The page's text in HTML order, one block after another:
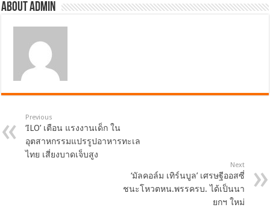
About admin
Previous
‘ILO’ เตือน แรงงานเด็ก ใน
อุตสาหกรรมแปรรูปอาหารทะเล
ไทย เสี่ยงบาดเจ็บสูง
Next
‘มัลคอล์ม เทิร์นบูล’ เศรษฐีออสซี่
ชนะโหวตหน.พรรครบ. ได้เป็นนา
ยกฯ ใหม่